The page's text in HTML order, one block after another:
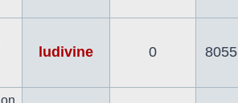
ludivine 0 8055
on